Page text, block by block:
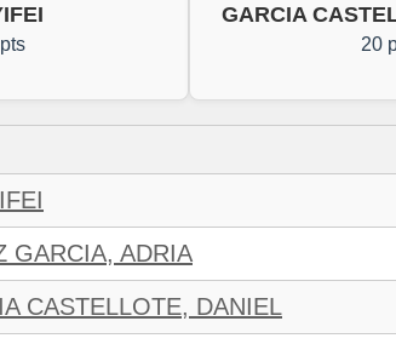
GARCIA
20
GARCIA, ADRIA
CASTELLOTE, DANIEL